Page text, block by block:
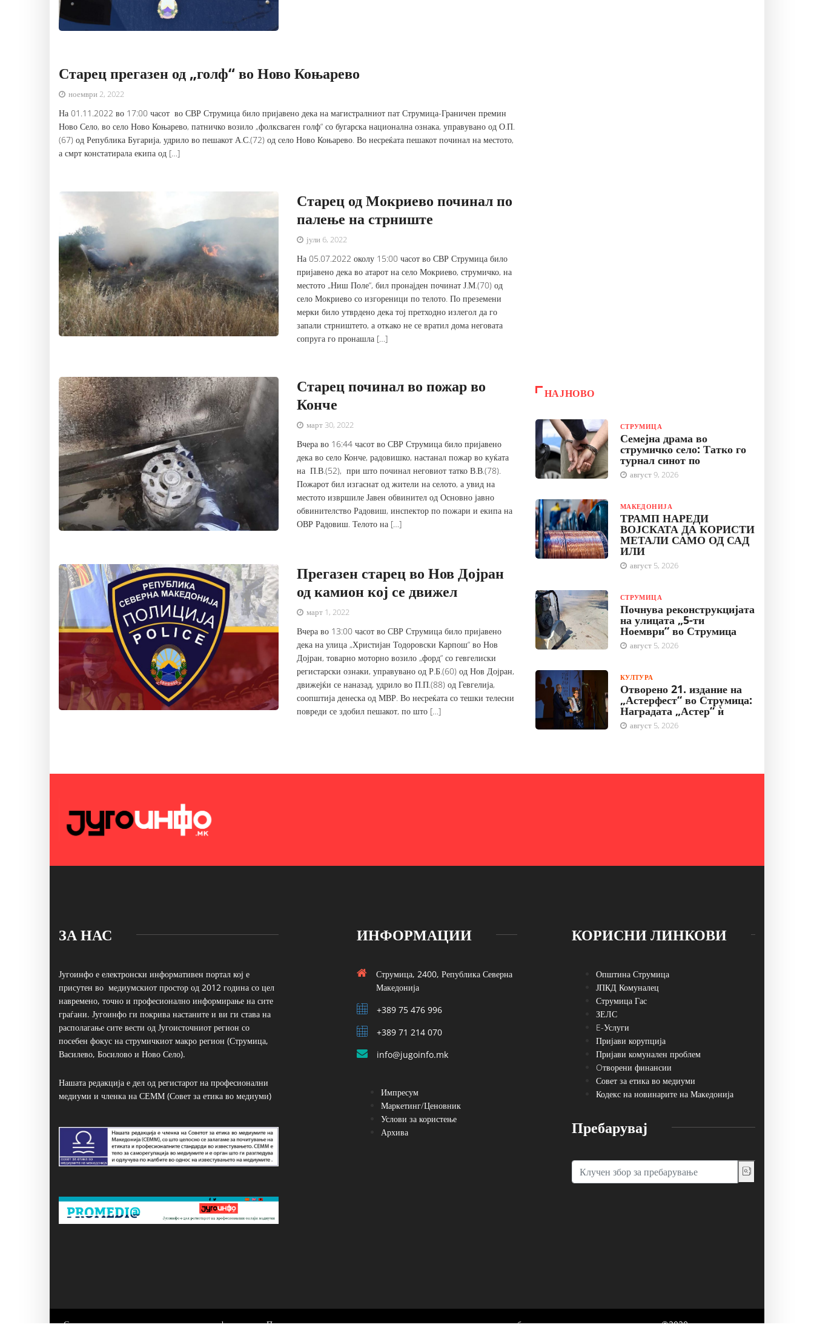
Старец прегазен од „голф“ во Ново Коњарево
ноември 2, 2022
На 01.11.2022 во 17:00 часот во СВР Струмица било пријавено дека на магистралниот пат Струмица-Граничен премин
Ново Село, во село Ново Коњарево, патничко возило „фолксваген голф“ со бугарска национална ознака, управувано од О.П.
(67) од Република Бугарија, удрило во пешакот А.С.(72) од село Ново Коњарево. Во несреќата пешакот починал на местото,
а смрт констатирала екипа од […]
Старец од Мокриево починал по
палење на стрниште
јули 6, 2022
На 05.07.2022 околу 15:00 часот во СВР Струмица било
пријавено дека во атарот на село Мокриево, струмичко, на
местото „Ниш Поле“, бил пронајден починат Ј.М.(70) од
село Мокриево со изгореници по телото. По преземени
мерки било утврдено дека тој претходно излегол да го
запали стрништето, а откако не се вратил дома неговата
сопруга го пронашла […]
Старец починал во пожар во
Конче
март 30, 2022
Вчера во 16:44 часот во СВР Струмица било пријавено
дека во село Конче, радовишко, настанал пожар во куќата
на П.В.(52), при што починал неговиот татко В.В.(78).
Пожарот бил изгаснат од жители на селото, а увид на
местото извршиле Јавен обвинител од Основно јавно
обвинителство Радовиш, инспектор по пожари и екипа на
ОВР Радовиш. Телото на […]
Прегазен старец во Нов Дојран
од камион кој се движел
март 1, 2022
Вчера во 13:00 часот во СВР Струмица било пријавено
дека на улица „Христијан Тодоровски Карпош“ во Нов
Дојран, товарно моторно возило „форд“ со гевгелиски
регистарски ознаки, управувано од Р.Б.(60) од Нов Дојран,
движејќи се наназад, удрило во П.П.(88) од Гевгелија,
соопштија денеска од МВР. Во несреќата со тешки телесни
повреди се здобил пешакот, по што […]
НАЈНОВО
СТРУМИЦА
Семејна драма во
струмичко село: Татко го
турнал синот по
август 9, 2026
МАКЕДОНИЈА
ТРАМП НАРЕДИ
ВОЈСКАТА ДА КОРИСТИ
МЕТАЛИ САМО ОД САД
ИЛИ
август 5, 2026
СТРУМИЦА
Почнува реконструкцијата
на улицата „5-ти
Ноември“ во Струмица
август 5, 2026
КУЛТУРА
Отворено 21. издание на
„Астерфест“ во Струмица:
Наградата „Астер“ ѝ
август 5, 2026
ЗА НАС
Југоинфо е електронски информативен портал кој е
присутен во медиумскиот простор од 2012 година со цел
навремено, точно и професионално информирање на сите
граѓани. Југоинфо ги покрива настаните и ви ги става на
располагање сите вести од Југоисточниот регион со
посебен фокус на струмичкиот макро регион (Струмица,
Василево, Босилово и Ново Село).
Нашата редакција е дел од регистарот на професионални
медиуми и членка на СЕММ (Совет за етика во медиуми)
ИНФОРМАЦИИ
Струмица, 2400, Република Северна
Македонија
+389 75 476 996
+389 71 214 070
info@jugoinfo.mk
Импресум
Маркетинг/Ценовник
Услови за користење
Архива
КОРИСНИ ЛИНКОВИ
Општина Струмица
ЈПКД Комуналец
Струмица Гас
ЗЕЛС
E-Услуги
Пријави корупција
Пријави комунален проблем
Oтворени финансии
Совет за етика во медиуми
Кодекс на новинарите на Македонија
Пребарувај
Сите написи се користат само за лично информирање. Преземање, нивно користење и реемитување се можни само со посебен договор со основачот на порталот. ©2020,